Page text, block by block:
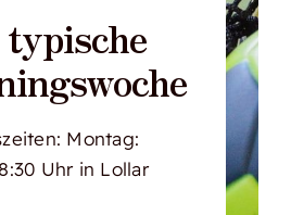
Montag:
Uhr in Lollar